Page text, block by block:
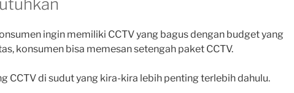
ingin memiliki CCTV yang bagus dengan budget yang
konsumen bisa memesan setengah paket CCTV.
CCTV di sudut yang kira-kira lebih penting terlebih dahulu.